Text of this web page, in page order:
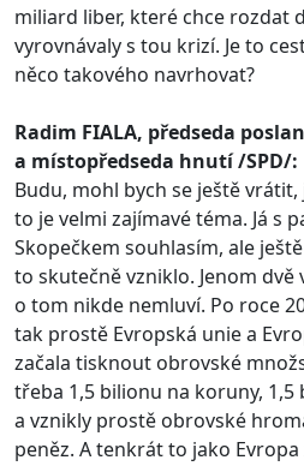
miliard liber, které chce rozdat
vyrovnávaly s tou krizí. Je to
něco takového navrhovat?
Radim FIALA, předseda
a místopředseda hnutí /SPD/:
Budu, mohl bych se ještě
to je velmi zajímavé téma. Já s
Skopečkem souhlasím, ale
to skutečně vzniklo. Jenom
o tom nikde nemluví. Po roce
tak prostě Evropská unie a
začala tisknout obrovské
třeba 1,5 bilionu na koruny, 1,5
a vznikly prostě obrovské
peněz. A tenkrát to jako